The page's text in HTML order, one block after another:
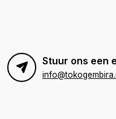
Stuur ons een